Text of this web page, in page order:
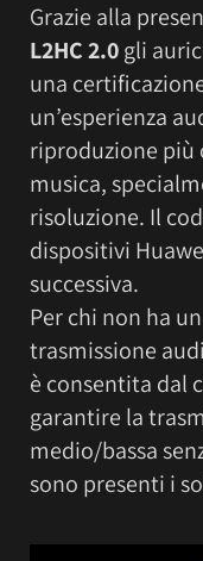
Grazie alla
L2HC2.0gli
una
un’esperienza
riproduzione più
musica,
risoluzione. Il
dispositivi
successiva.
Per chi non ha
trasmissione
è consentita dal
garantire la
medio/bassa
sono presenti i